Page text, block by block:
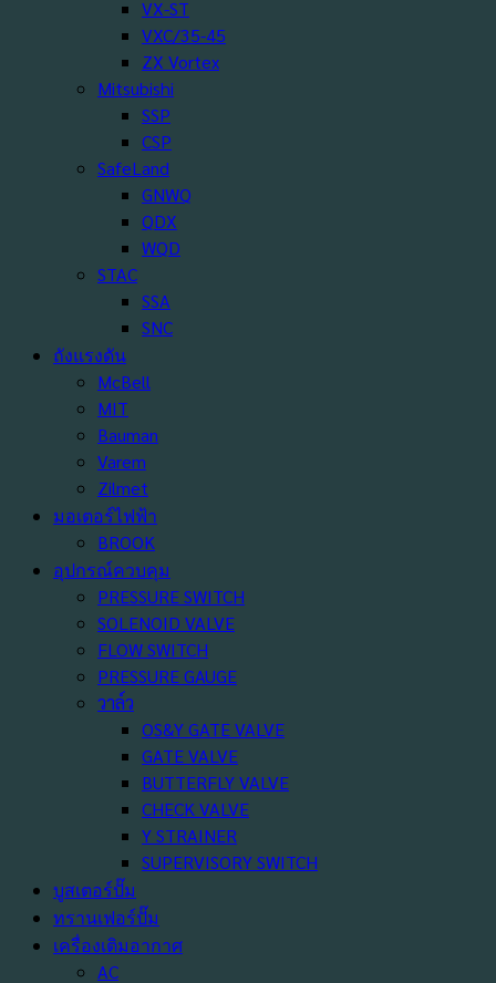
VX-ST
VXC/35-45
ZX Vortex
Mitsubishi
SSP
CSP
SafeLand
GNWQ
QDX
WQD
STAC
SSA
SNC
ถังแรงดัน
McBell
MIT
Bauman
Varem
Zilmet
มอเตอร์ไฟฟ้า
BROOK
อุปกรณ์ควบคุม
PRESSURE SWITCH
SOLENOID VALVE
FLOW SWITCH
PRESSURE GAUGE
วาล์ว
OS&Y GATE VALVE
GATE VALVE
BUTTERFLY VALVE
CHECK VALVE
Y STRAINER
SUPERVISORY SWITCH
บูสเตอร์ปั๊ม
ทรานเฟอร์ปั๊ม
เครื่องเติมอากาศ
AC